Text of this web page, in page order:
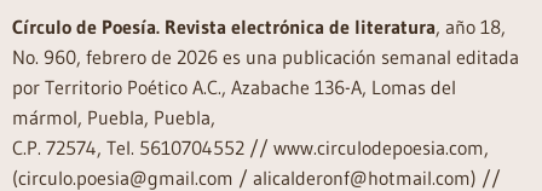
Círculo de Poesía. Revista electrónica de literatura, año 18,
No. 960, febrero de 2026 es una publicación semanal editada
por Territorio Poético A.C., Azabache 136-A, Lomas del
mármol, Puebla, Puebla,
C.P. 72574, Tel. 5610704552 // www.circulodepoesia.com,
(circulo.poesia@gmail.com / alicalderonf@hotmail.com) //